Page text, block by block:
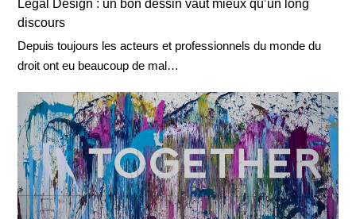
Legal Design : un bon dessin vaut mieux qu’un long
discours
Depuis toujours les acteurs et professionnels du monde du
droit ont eu beaucoup de mal…